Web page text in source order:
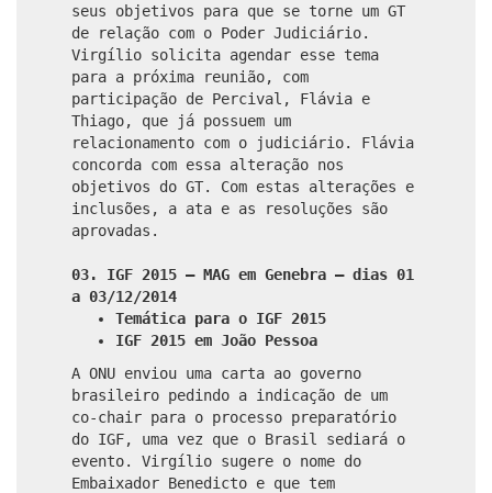
seus objetivos para que se torne um GT
de relação com o Poder Judiciário.
Virgílio solicita agendar esse tema
para a próxima reunião, com
participação de Percival, Flávia e
Thiago, que já possuem um
relacionamento com o judiciário. Flávia
concorda com essa alteração nos
objetivos do GT. Com estas alterações e
inclusões, a ata e as resoluções são
aprovadas.
03. IGF 2015 – MAG em Genebra – dias 01
a 03/12/2014
Temática para o IGF 2015
IGF 2015 em João Pessoa
A ONU enviou uma carta ao governo
brasileiro pedindo a indicação de um
co-chair para o processo preparatório
do IGF, uma vez que o Brasil sediará o
evento. Virgílio sugere o nome do
Embaixador Benedicto e que tem